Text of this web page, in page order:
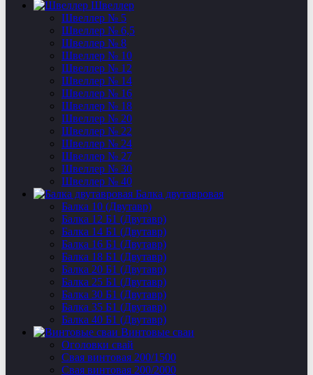
Швеллер
Швеллер № 5
Швеллер № 6,5
Швеллер № 8
Швеллер № 10
Швеллер № 12
Швеллер № 14
Швеллер № 16
Швеллер № 18
Швеллер № 20
Швеллер № 22
Швеллер № 24
Швеллер № 27
Швеллер № 30
Швеллер № 40
Балка двутавровая
Балка 10 (Двутавр)
Балка 12 Б1 (Двутавр)
Балка 14 Б1 (Двутавр)
Балка 16 Б1 (Двутавр)
Балка 18 Б1 (Двутавр)
Балка 20 Б1 (Двутавр)
Балка 25 Б1 (Двутавр)
Балка 30 Б1 (Двутавр)
Балка 35 Б1 (Двутавр)
Балка 40 Б1 (Двутавр)
Винтовые сваи
Оголовки свай
Свая винтовая 200/1500
Свая винтовая 200/2000